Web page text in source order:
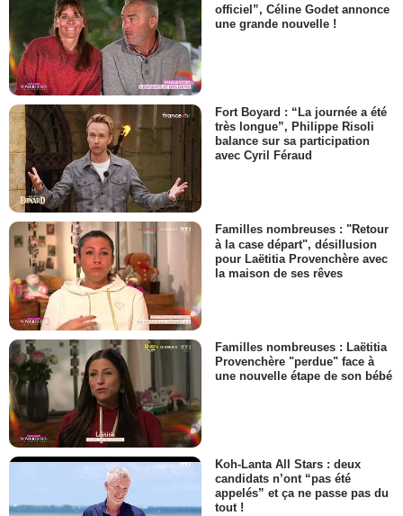
officiel”, Céline Godet annonce
une grande nouvelle !
Fort Boyard : “La journée a été
très longue”, Philippe Risoli
balance sur sa participation
avec Cyril Féraud
Familles nombreuses : "Retour
à la case départ", désillusion
pour Laëtitia Provenchère avec
la maison de ses rêves
Familles nombreuses : Laëtitia
Provenchère "perdue" face à
une nouvelle étape de son bébé
Koh-Lanta All Stars : deux
candidats n’ont “pas été
appelés” et ça ne passe pas du
tout !